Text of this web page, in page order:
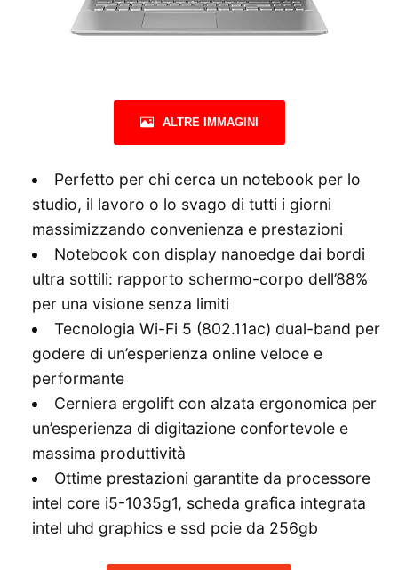
ALTRE IMMAGINI
Perfetto per chi cerca un notebook per lo
studio, il lavoro o lo svago di tutti i giorni
massimizzando convenienza e prestazioni
Notebook con display nanoedge dai bordi
ultra sottili: rapporto schermo-corpo dell’88%
per una visione senza limiti
Tecnologia Wi-Fi 5 (802.11ac) dual-band per
godere di un’esperienza online veloce e
performante
Cerniera ergolift con alzata ergonomica per
un’esperienza di digitazione confortevole e
massima produttività
Ottime prestazioni garantite da processore
intel core i5-1035g1, scheda grafica integrata
intel uhd graphics e ssd pcie da 256gb